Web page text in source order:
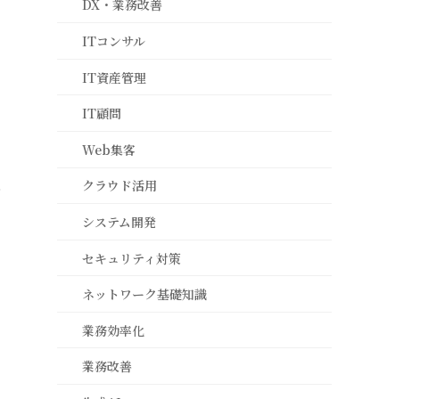
DX・業務改善
ITコンサル
IT資産管理
IT顧問
Web集客
クラウド活用
システム開発
セキュリティ対策
ネットワーク基礎知識
業務効率化
業務改善